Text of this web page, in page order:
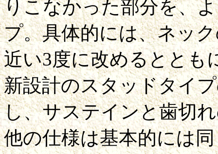
りこなかった部分を、
プ。具体的には、ネッ
近い3度に改めるととも
新設計のスタッドタイ
し、サステインと歯切
他の仕様は基本的には